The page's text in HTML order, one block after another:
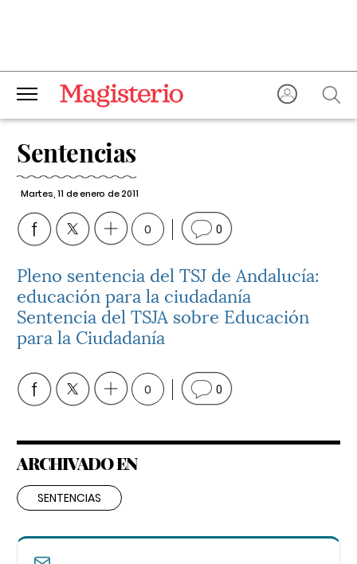
Sentencias
Martes, 11 de enero de 2011
0 0
Pleno sentencia del TSJ de Andalucía:
educación para la ciudadanía
Sentencia del TSJA sobre Educación
para la Ciudadanía
0 0
ARCHIVADO EN
SENTENCIAS